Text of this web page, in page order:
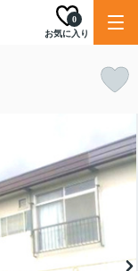
お気に入り
0